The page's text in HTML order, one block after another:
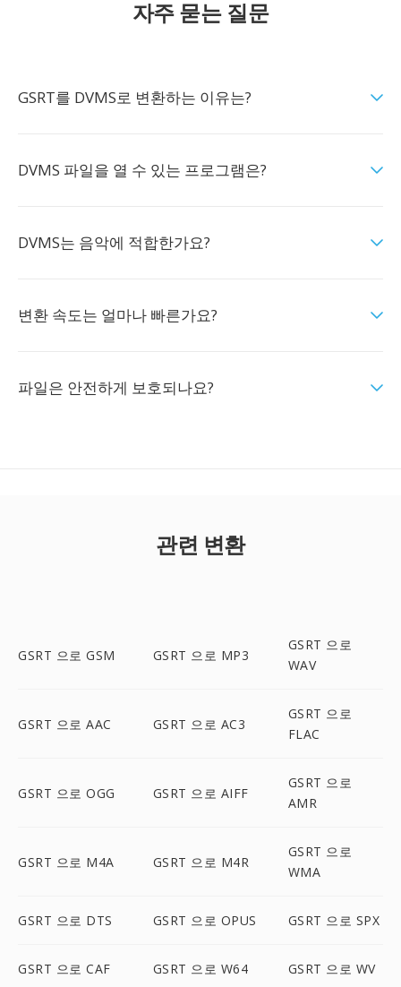
자주 묻는 질문
GSRT를 DVMS로 변환하는 이유는?
DVMS 파일을 열 수 있는 프로그램은?
DVMS는 음악에 적합한가요?
변환 속도는 얼마나 빠른가요?
파일은 안전하게 보호되나요?
관련 변환
GSRT 으로 GSM GSRT 으로 MP3
GSRT 으로
WAV
GSRT 으로 AAC GSRT 으로 AC3
GSRT 으로
FLAC
GSRT 으로 OGG GSRT 으로 AIFF
GSRT 으로
AMR
GSRT 으로 M4A GSRT 으로 M4R
GSRT 으로
WMA
GSRT 으로 DTS GSRT 으로 OPUS GSRT 으로 SPX
GSRT 으로 CAF GSRT 으로 W64 GSRT 으로 WV